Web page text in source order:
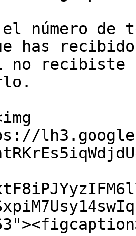
número de
has
recibiste